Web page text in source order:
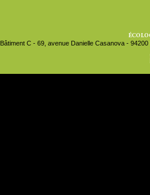
Bâtiment C - 69, avenue Danielle Casanova -